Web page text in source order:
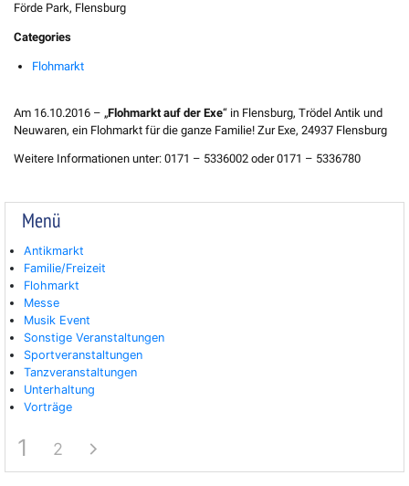
Förde Park, Flensburg
Categories
Flohmarkt
Am 16.10.2016 – „Flohmarkt auf der Exe“ in Flensburg, Trödel Antik und
Neuwaren, ein Flohmarkt für die ganze Familie! Zur Exe, 24937 Flensburg
Weitere Informationen unter: 0171 – 5336002 oder 0171 – 5336780
Menü
Antikmarkt
Familie/Freizeit
Flohmarkt
Messe
Musik Event
Sonstige Veranstaltungen
Sportveranstaltungen
Tanzveranstaltungen
Unterhaltung
Vorträge
1 2